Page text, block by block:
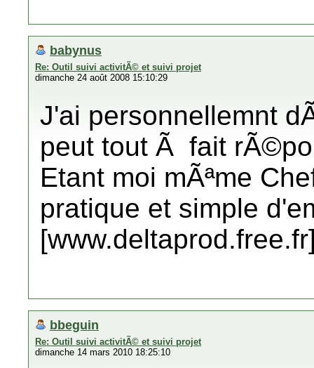
babynus
Re: Outil suivi activitÃ© et suivi projet
dimanche 24 août 2008 15:10:29
J'ai personnellemnt
peut tout Ã fait
Etant moi mÃªme
pratique et simple
bbeguin
Re: Outil suivi activitÃ© et suivi projet
dimanche 14 mars 2010 18:25:10